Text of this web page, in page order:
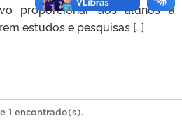
proporcionar aos alunos a
estudos e pesquisas […]
1 encontrado(s).